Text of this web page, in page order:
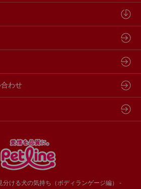
分ける犬の気持ち（ボディランゲージ編） -
わせ